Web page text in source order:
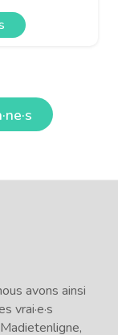
avons ainsi
vrai·e·s